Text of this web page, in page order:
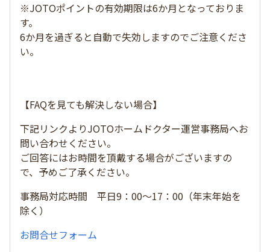
※JOTOポイントの有効期限は6か月となっておりま
す。
6か月を過ぎると自動で失効しますのでご注意くださ
い。
【FAQを見ても解決しない場合】
下記リンクよりJOTOホームドクター運営事務局へお
問い合わせください。
ご回答にはお時間を頂戴する場合がございますの
で、予めご了承ください。
事務局対応時間 平日9：00～17：00（年末年始を
除く）
お問合せフォーム